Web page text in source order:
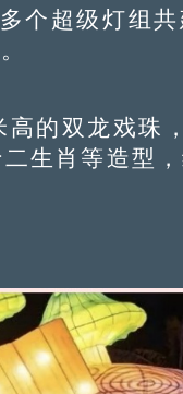
超级灯组共
的双龙戏珠
生肖等造型